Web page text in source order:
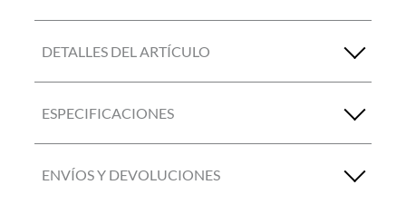
DETALLES DEL ARTÍCULO
ESPECIFICACIONES
ENVÍOS Y DEVOLUCIONES